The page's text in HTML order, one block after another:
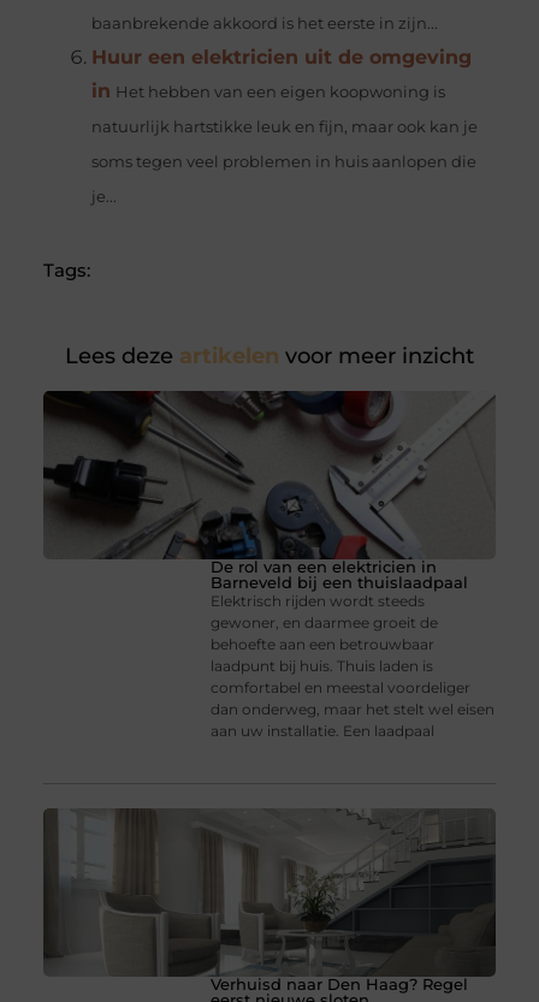
baanbrekende akkoord is het eerste in zijn...
Huur een elektricien uit de omgeving
in Het hebben van een eigen koopwoning is
natuurlijk hartstikke leuk en fijn, maar ook kan je
soms tegen veel problemen in huis aanlopen die
je...
Tags:
Lees deze artikelen voor meer inzicht
De rol van een elektricien in
Barneveld bij een thuislaadpaal
Elektrisch rijden wordt steeds
gewoner, en daarmee groeit de
behoefte aan een betrouwbaar
laadpunt bij huis. Thuis laden is
comfortabel en meestal voordeliger
dan onderweg, maar het stelt wel eisen
aan uw installatie. Een laadpaal
Verhuisd naar Den Haag? Regel